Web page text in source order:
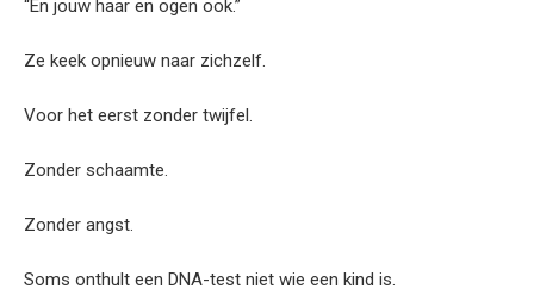
“En jouw haar en ogen ook.”
Ze keek opnieuw naar zichzelf.
Voor het eerst zonder twijfel.
Zonder schaamte.
Zonder angst.
Soms onthult een DNA-test niet wie een kind is.